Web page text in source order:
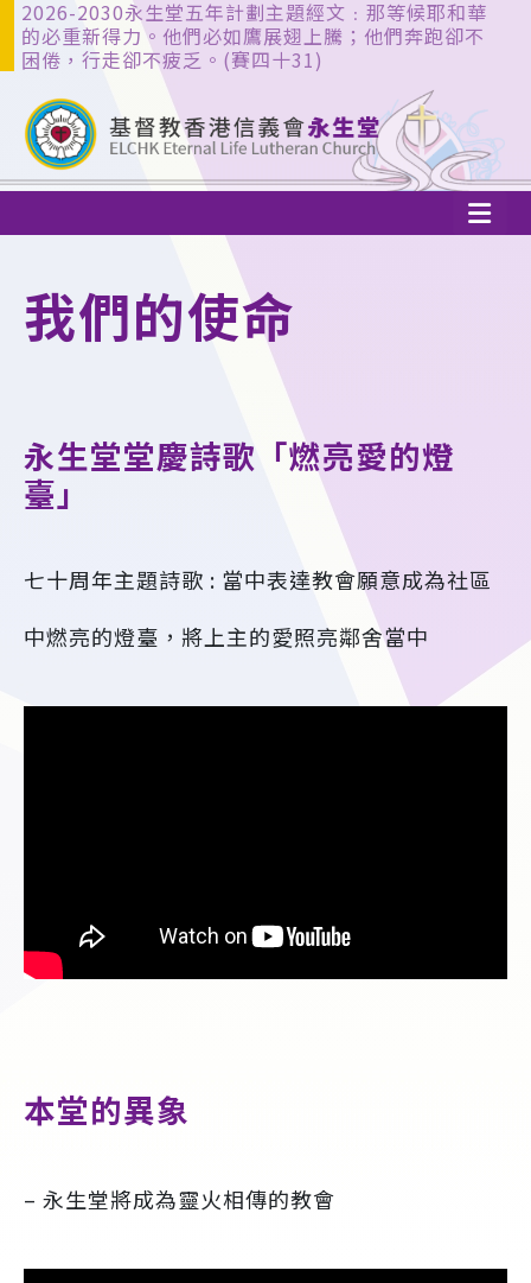
2026-2030永生堂五年計劃主題經文﹕那等候耶和華
的必重新得力。他們必如鷹展翅上騰；他們奔跑卻不
困倦，行走卻不疲乏。(賽四十31)
我們的使命
永生堂堂慶詩歌「燃亮愛的燈
臺」
七十周年主題詩歌 : 當中表達教會願意成為社區
中燃亮的燈臺，將上主的愛照亮鄰舍當中
本堂的異象
– 永生堂將成為靈火相傳的教會